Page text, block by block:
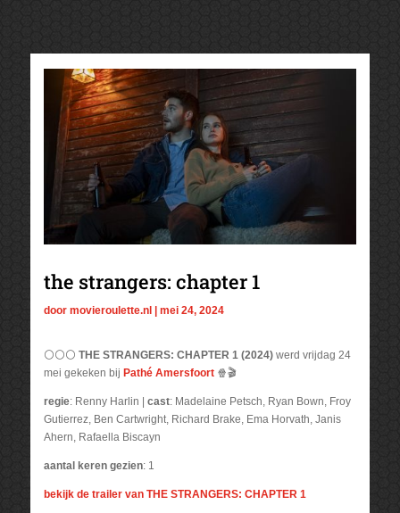
the strangers: chapter 1
door movieroulette.nl mei 24, 2024
⚪⚪⚪ THE STRANGERS: CHAPTER 1 (2024)werd vrijdag 24
mei gekeken bij Pathé Amersfoort🍿🎬
regie: Renny Harlin | cast: Madelaine Petsch, Ryan Bown, Froy
Gutierrez, Ben Cartwright, Richard Brake, Ema Horvath, Janis
Ahern, Rafaella Biscayn
aantal keren gezien: 1
bekijk de trailer van THE STRANGERS: CHAPTER 1